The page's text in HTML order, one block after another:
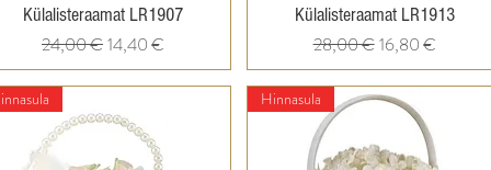
Quick View
Külalisteraamat LR1907
Regular Price
24,00 €Sale Price
14,40 €
Quick View
Külalisteraamat LR1913
Regular Price
28,00 €Sale Price
16,80 €
Hinnasula